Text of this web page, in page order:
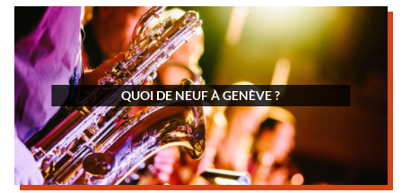
QUOI DE NEUF À GENÈVE ?